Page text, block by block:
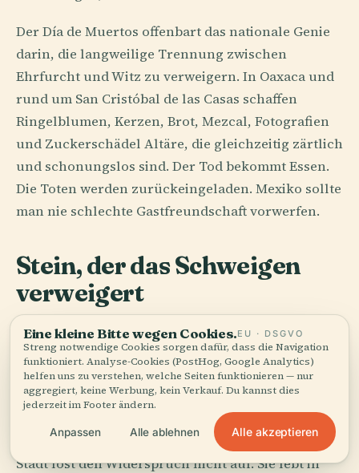
Der Día de Muertos offenbart das nationale Genie
darin, die langweilige Trennung zwischen
Ehrfurcht und Witz zu verweigern. In Oaxaca und
rund um San Cristóbal de las Casas schaffen
Ringelblumen, Kerzen, Brot, Mezcal, Fotografien
und Zuckerschädel Altäre, die gleichzeitig zärtlich
und schonungslos sind. Der Tod bekommt Essen.
Die Toten werden zurückeingeladen. Mexiko sollte
man nie schlechte Gastfreundschaft vorwerfen.
Stein, der das Schweigen
verweigert
Mexikanische Architektur ist das Ergebnis, wenn
Zivilisationen übereinander bauen und keine von
ihnen die Höflichkeit besitzt, zu verschwinden. Ein
aztekisches Fundament, ein vizeköniglicher
Innenhof, eine Art-Déco-Fassade, ein
Betonwohnblock, eine bemalte Marktwand: Die
Stadt löst den Widerspruch nicht auf. Sie lebt in
Eine kleine Bitte wegen Cookies.EU · DSGVO
Streng notwendige Cookies sorgen dafür, dass die Navigation
funktioniert. Analyse-Cookies (PostHog, Google Analytics)
helfen uns zu verstehen, welche Seiten funktionieren — nur
aggregiert, keine Werbung, kein Verkauf. Du kannst dies
jederzeit im Footer ändern.
Anpassen Alle ablehnen Alle akzeptieren